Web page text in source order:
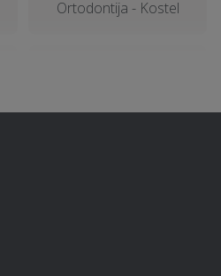
Ortodontija - Kostel